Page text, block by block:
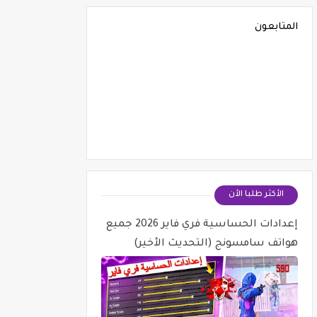
المتابعون
الأكثر طلبا الأن
إعدادات الحساسية فري فاير 2026 جميع
هواتف سامسونج (التحديث الأخير)